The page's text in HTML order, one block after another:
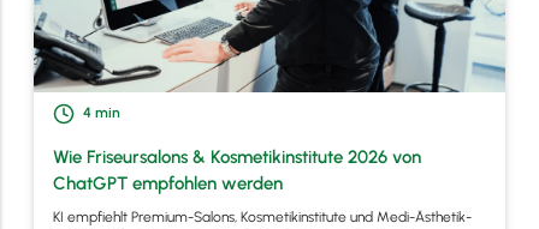
4 min
Wie Friseursalons & Kosmetikinstitute 2026 von
ChatGPT empfohlen werden
KI empfiehlt Premium-Salons, Kosmetikinstitute und Medi-Ästhetik-